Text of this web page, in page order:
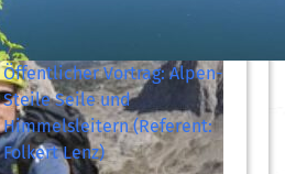
Öffentlicher Vortrag: Alpen-
Steile Seile und
Himmelsleitern (Referent:
Folkert Lenz)